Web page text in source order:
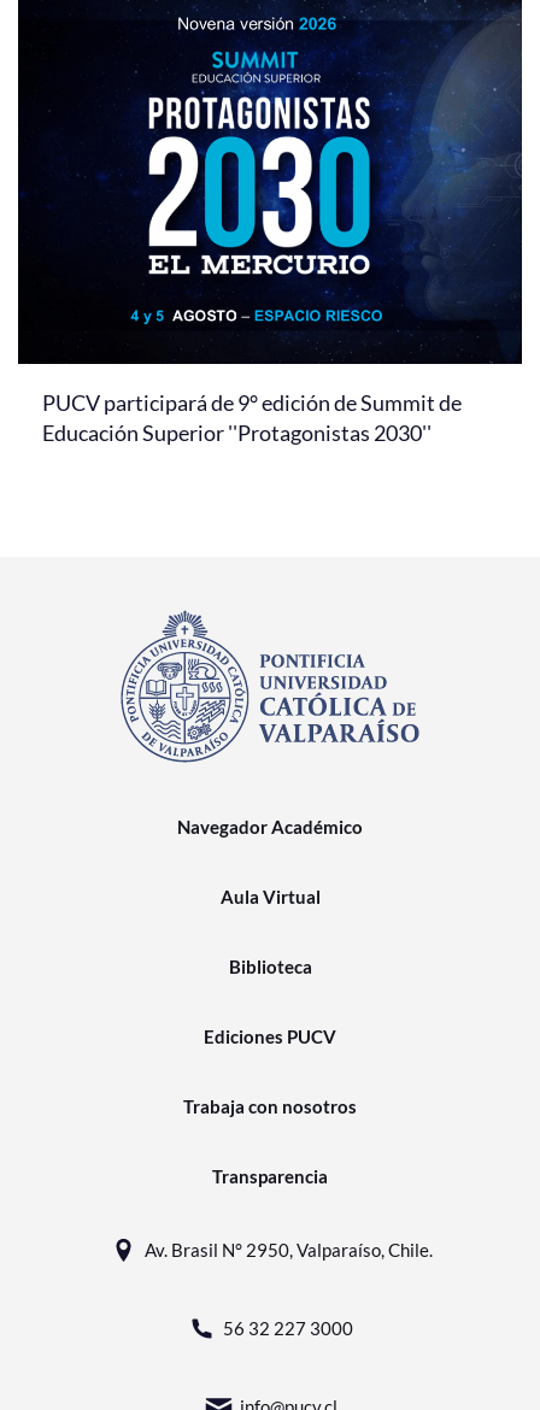
PUCV participará de 9° edición de Summit de
Educación Superior ''Protagonistas 2030''
Navegador Académico
Aula Virtual
Biblioteca
Ediciones PUCV
Trabaja con nosotros
Transparencia
Av. Brasil N° 2950, Valparaíso, Chile.
56 32 227 3000